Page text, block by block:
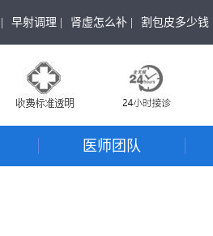
早射调理 | 肾虚怎么补 | 割包皮多少钱 |
医师团队